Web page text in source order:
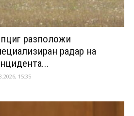
разположи
радар на
15:35